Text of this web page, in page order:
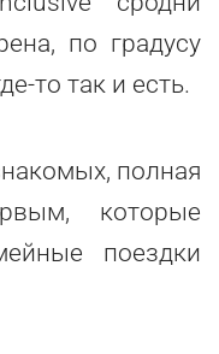
по градусу
то так и есть.
полная
которые
поездки